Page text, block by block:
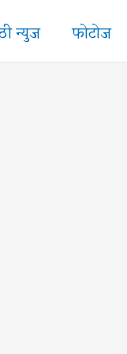
न्युज फोटोज